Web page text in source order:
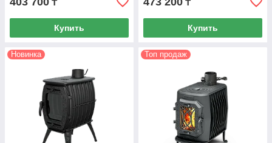
₸
Купить
₸
Купить
Новинка Топ продаж